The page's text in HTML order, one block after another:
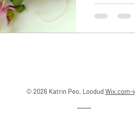
© 2026 Katrin Peo. Loodud Wix.com-